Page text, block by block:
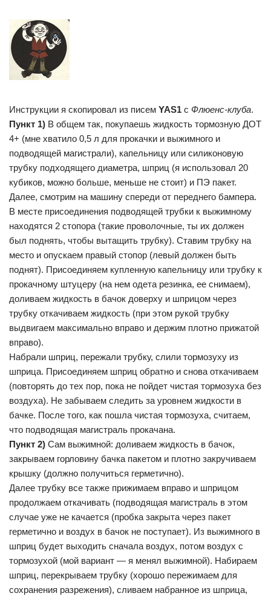
Инструкции я скопировал из писем YAS1 с Флюенс-клуба.
Пункт 1) В общем так, покупаешь жидкость тормозную ДОТ
4+ (мне хватило 0,5 л для прокачки и выжимного и
подводящей магистрали), капельницу или силиконовую
трубку подходящего диаметра, шприц (я использовал 20
кубиков, можно больше, меньше не стоит) и ПЭ пакет.
Далее, смотрим на машину спереди от переднего бампера.
В месте присоединения подводящей трубки к выжимному
находятся 2 стопора (такие проволочные, ты их должен
был поднять, чтобы вытащить трубку). Ставим трубку на
место и опускаем правый стопор (левый должен быть
поднят). Присоединяем купленную капельницу или трубку к
прокачному штуцеру (на нем одета резинка, ее снимаем),
доливаем жидкость в бачок доверху и шприцом через
трубку откачиваем жидкость (при этом рукой трубку
выдвигаем максимально вправо и держим плотно прижатой
вправо).
Набрали шприц, пережали трубку, слили тормозуху из
шприца. Присоединяем шприц обратно и снова откачиваем
(повторять до тех пор, пока не пойдет чистая тормозуха без
воздуха). Не забываем следить за уровнем жидкости в
бачке. После того, как пошла чистая тормозуха, считаем,
что подводящая магистраль прокачана.
Пункт 2) Сам выжимной: доливаем жидкость в бачок,
закрываем горловину бачка пакетом и плотно закручиваем
крышку (должно получиться герметично).
Далее трубку все также прижимаем вправо и шприцом
продолжаем откачивать (подводящая магистраль в этом
случае уже не качается (пробка закрыта через пакет
герметично и воздух в бачок не поступает). Из выжимного в
шприц будет выходить сначала воздух, потом воздух с
тормозухой (мой вариант — я менял выжимной). Набираем
шприц, перекрываем трубку (хорошо пережимаем для
сохранения разрежения), сливаем набранное из шприца,